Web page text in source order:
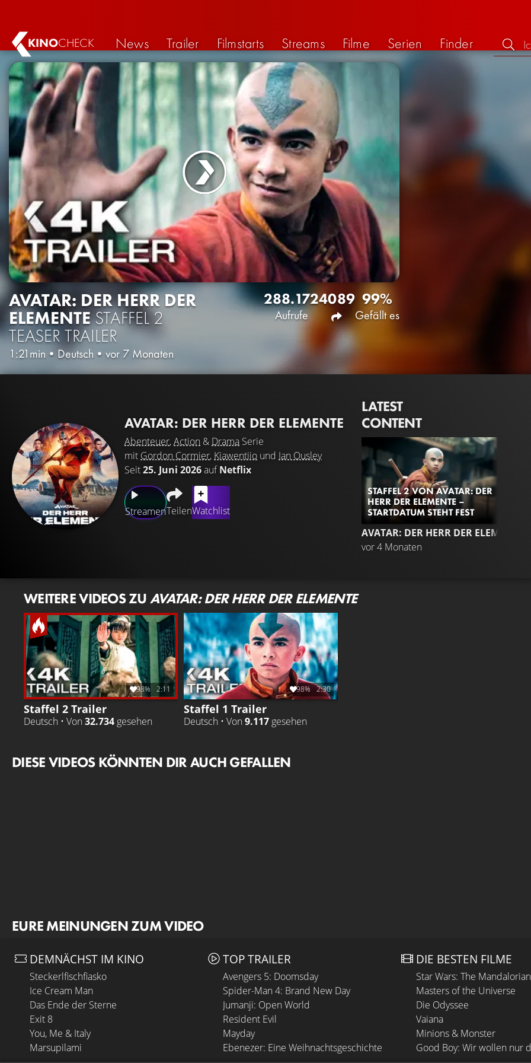
KINOCHECK News Trailer Filmstarts Streams Filme Serien Finder
AVATAR: DER HERR DER
ELEMENTESTAFFEL 2
TEASER TRAILER
1:21min • Deutsch • vor 7 Monaten
288.172
Aufrufe
4089 99%
Gefällt es
AVATAR: DER HERR DER ELEMENTE
Abenteuer,Action & Drama Serie
mit Gordon Cormier, Kiawentiio und Ian Ousley
Seit25. Juni 2026aufNetflix
StreamenTeilenWatchlist
LATEST
CONTENT
STAFFEL 2 VON AVATAR: DER
HERR DER ELEMENTE –
STARTDATUM STEHT FEST
vor 4 Monaten
WEITERE VIDEOS ZUAVATAR: DER HERR DER ELEMENTE
98% 2:11
Staffel 2 Trailer
Deutsch • Von 32.734 gesehen
98% 2:30
Staffel 1 Trailer
Deutsch • Von 9.117 gesehen
DIESE VIDEOS KÖNNTEN DIR AUCH GEFALLEN
EURE MEINUNGEN ZUM VIDEO
DEMNÄCHST IM KINO
Steckerlfischfiasko
Ice Cream Man
Das Ende der Sterne
Exit 8
You, Me & Italy
Marsupilami
TOP TRAILER
Avengers 5: Doomsday
Spider-Man 4: Brand New Day
Jumanji: Open World
Resident Evil
Mayday
Ebenezer: Eine Weihnachtsgeschichte
DIE BESTEN FILME
Star Wars: The
Masters of the Universe
Die Odyssee
Vaiana
Minions & Monster
Good Boy: Wir wollen nur